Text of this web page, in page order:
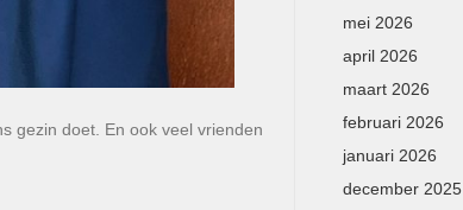
gezin doet. En ook veel vrienden
mei 2026
april 2026
maart 2026
februari 2026
januari 2026
december 2025